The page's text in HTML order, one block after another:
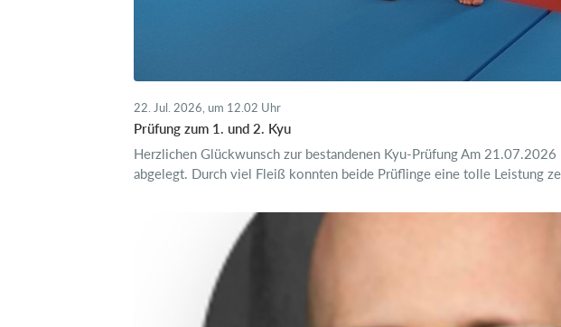
22. Jul. 2026, um 12.02 Uhr
Prüfung zum 1. und 2. Kyu
Herzlichen Glückwunsch zur bestandenen Kyu-Prüfung Am
abgelegt. Durch viel Fleiß konnten beide Prüflinge eine tolle Leistung